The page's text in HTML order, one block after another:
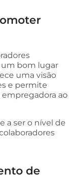
bom lugar
uma visão
e permite
ao
a ser o nível de
de